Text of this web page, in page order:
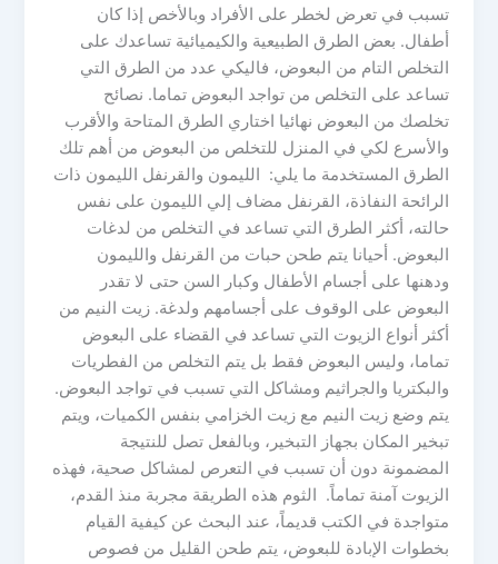
تسبب في تعرض لخطر على الأفراد وبالأخص إذا كان
أطفال. بعض الطرق الطبيعية والكيميائية تساعدك على
التخلص التام من البعوض، فاليكي عدد من الطرق التي
تساعد على التخلص من تواجد البعوض تماما. نصائح
تخلصك من البعوض نهائيا اختاري الطرق المتاحة والأقرب
والأسرع لكي في المنزل للتخلص من البعوض من أهم تلك
الطرق المستخدمة ما يلي: الليمون والقرنفل الليمون ذات
الرائحة النفاذة، القرنفل مضاف إلي الليمون على نفس
حالته، أكثر الطرق التي تساعد في التخلص من لدغات
البعوض. أحيانا يتم طحن حبات من القرنفل والليمون
ودهنها على أجسام الأطفال وكبار السن حتى لا تقدر
البعوض على الوقوف على أجسامهم ولدغة. زيت النيم من
أكثر أنواع الزيوت التي تساعد في القضاء على البعوض
تماما، وليس البعوض فقط بل يتم التخلص من الفطريات
والبكتريا والجراثيم ومشاكل التي تسبب في تواجد البعوض.
يتم وضع زيت النيم مع زيت الخزامي بنفس الكميات، ويتم
تبخير المكان بجهاز التبخير، وبالفعل تصل للنتيجة
المضمونة دون أن تسبب في التعرص لمشاكل صحية، فهذه
الزيوت آمنة تماماً. الثوم هذه الطريقة مجربة منذ القدم،
متواجدة في الكتب قديماً، عند البحث عن كيفية القيام
بخطوات الإبادة للبعوض، يتم طحن القليل من فصوص